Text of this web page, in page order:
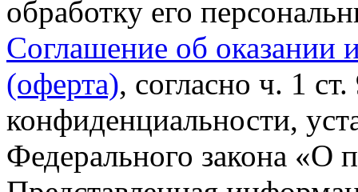
обработку его
Соглашение об оказании
(оферта), согласно ч. 1
конфиденциальности,
Федерального закона «О